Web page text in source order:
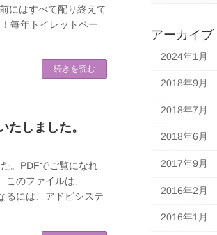
にはすべて配り終えて
毎年トイレットペー
続きを読む
しました。
。PDFでご覧になれ
のファイルは、
るには、アドビシステ
アーカイブ
2024年1月
2018年9月
2018年7月
2018年6月
2017年9月
2016年2月
2016年1月